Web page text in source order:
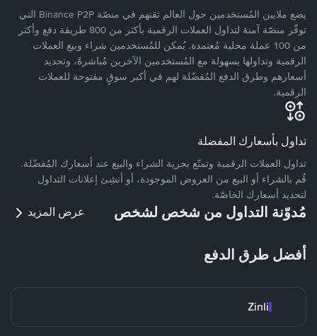
يضع ملايين المُستخدمين حول العالم ثقتهم في منصّة Binance P2P التي
توفّر منصّة آمنة لتداول العملات الرقمية بأكثر من 800 طريقة دفع وأكثر
من 100 عملة محلية مُعتمدة. يُمكن للمُستخدمين شراء وبيع العملات
الرقمية وتداولها بسهولة مع المُستخدمين الآخرين مُباشرةً، وتحديد
أسعارهم وطرق الدفع المُفضّلة لهم في أكبر سوقٍ مفتوحة للعملات
الرقمية.
تداول بأسعارك المفضلة
تداول العملات الرقمية وتمتّع بحرية الشراء والبيع عند أسعارك المُفضّلة.
قُم بالشراء أو البيع من العروض الموجودة، أو أنشِئ إعلانات التداول
لتحديد أسعارك الخاصّة.
مُدوّنة التداول من شخص لشخص عرض المزيد
أفضل طرق الدفع
Zinli